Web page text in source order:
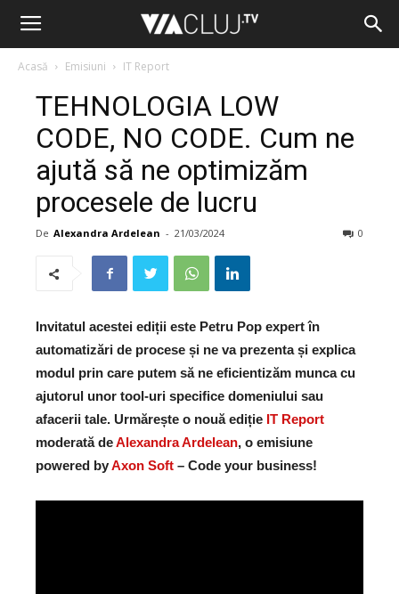
Acasă Emisiuni IT Report
TEHNOLOGIA LOW
CODE, NO CODE. Cum ne
ajută să ne optimizăm
procesele de lucru
De Alexandra Ardelean - 21/03/2024 0
Invitatul acestei ediții este Petru Pop expert în
automatizări de procese și ne va prezenta și explica
modul prin care putem să ne eficientizăm munca cu
ajutorul unor tool-uri specifice domeniului sau
afacerii tale. Urmărește o nouă ediție IT Report
moderată deAlexandra Ardelean, o emisiune
powered byAxon Soft – Code your business!